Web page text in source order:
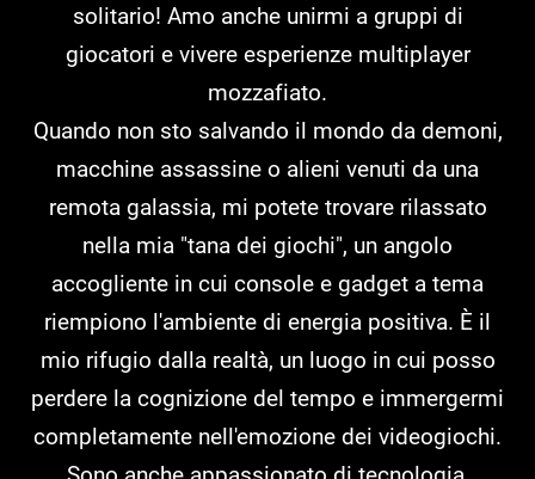
solitario! Amo anche unirmi a gruppi di
giocatori e vivere esperienze multiplayer
mozzafiato.
Quando non sto salvando il mondo da demoni,
macchine assassine o alieni venuti da una
remota galassia, mi potete trovare rilassato
nella mia "tana dei giochi", un angolo
accogliente in cui console e gadget a tema
riempiono l'ambiente di energia positiva. È il
mio rifugio dalla realtà, un luogo in cui posso
perdere la cognizione del tempo e immergermi
completamente nell'emozione dei videogiochi.